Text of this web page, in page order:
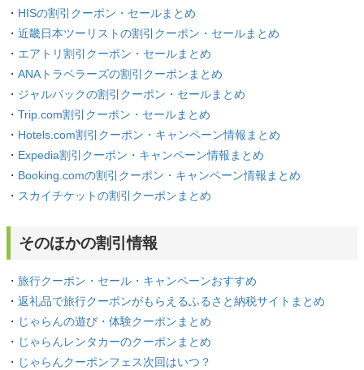
・ HISの割引クーポン・セールまとめ
・ 近畿日本ツーリストの割引クーポン・セールまとめ
・ エアトリ割引クーポン・セールまとめ
・ ANAトラベラーズの割引クーポンまとめ
・ ジャルパックの割引クーポン・セールまとめ
・ Trip.com割引クーポン・セールまとめ
・ Hotels.com割引クーポン・キャンペーン情報まとめ
・ Expedia割引クーポン・キャンペーン情報まとめ
・ Booking.comの割引クーポン・キャンペーン情報まとめ
・ スカイチケットの割引クーポンまとめ
そのほかの割引情報
・ 旅行クーポン・セール・キャンペーンおすすめ
・ 返礼品で旅行クーポンがもらえるふるさと納税サイトまとめ
・ じゃらんの遊び・体験クーポンまとめ
・ じゃらんレンタカーのクーポンまとめ
・ じゃらんクーポンフェス次回はいつ？